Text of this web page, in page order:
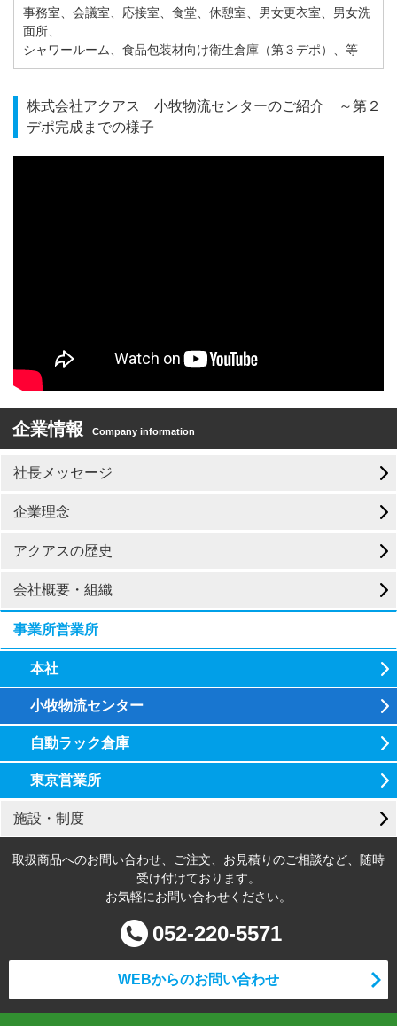
事務室、会議室、応接室、食堂、休憩室、男女更衣室、男女洗
面所、
シャワールーム、食品包装材向け衛生倉庫（第３デポ）、等
株式会社アクアス 小牧物流センターのご紹介 ～第２
デポ完成までの様子
企業情報 Company information
社長メッセージ
企業理念
アクアスの歴史
会社概要・組織
事業所営業所
本社
小牧物流センター
自動ラック倉庫
東京営業所
施設・制度
取扱商品へのお問い合わせ、ご注文、お見積りのご相談など、随時
受け付けております。
お気軽にお問い合わせください。
052-220-5571
WEBからのお問い合わせ